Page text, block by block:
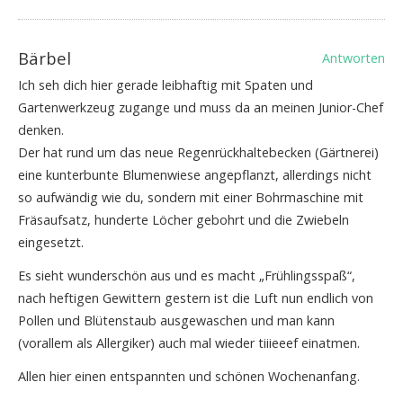
Bärbel
Antworten
Ich seh dich hier gerade leibhaftig mit Spaten und
Gartenwerkzeug zugange und muss da an meinen Junior-Chef
denken.
Der hat rund um das neue Regenrückhaltebecken (Gärtnerei)
eine kunterbunte Blumenwiese angepflanzt, allerdings nicht
so aufwändig wie du, sondern mit einer Bohrmaschine mit
Fräsaufsatz, hunderte Löcher gebohrt und die Zwiebeln
eingesetzt.
Es sieht wunderschön aus und es macht „Frühlingsspaß“,
nach heftigen Gewittern gestern ist die Luft nun endlich von
Pollen und Blütenstaub ausgewaschen und man kann
(vorallem als Allergiker) auch mal wieder tiiieeef einatmen.
Allen hier einen entspannten und schönen Wochenanfang.